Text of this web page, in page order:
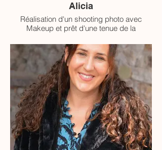
Alicia
Réalisation d'un shooting photo avec
Makeup et prêt d'une tenue de la